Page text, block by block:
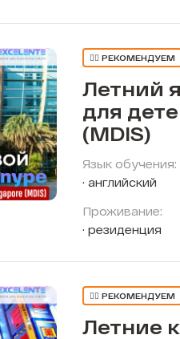
👍🏼 РЕКОМЕНДУЕМ
Летний
для
(MDIS)
Язык обучения:
английский
Проживание:
резиденция
👍🏼 РЕКОМЕНДУЕМ
Летние